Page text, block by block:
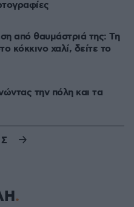
από θαυμάστριά της: Τη
κόκκινο χαλί, δείτε το
την πόλη και τα